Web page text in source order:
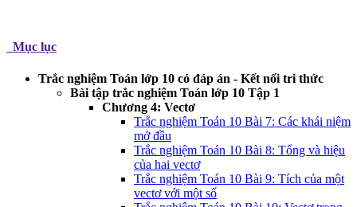
Mục lục
Trắc nghiệm Toán lớp 10 có đáp án - Kết nối tri thức
Bài tập trắc nghiệm Toán lớp 10 Tập 1
Chương 4: Vectơ
Trắc nghiệm Toán 10 Bài 7: Các khái niệm
mở đầu
Trắc nghiệm Toán 10 Bài 8: Tổng và hiệu
của hai vectơ
Trắc nghiệm Toán 10 Bài 9: Tích của một
vectơ với một số